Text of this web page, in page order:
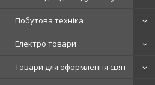
Побутова техніка
Електро товари
Товари для оформлення свят